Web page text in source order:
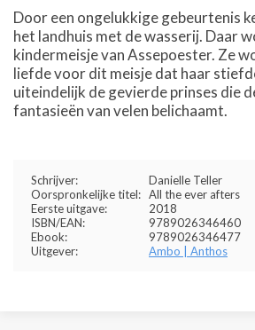
Door een ongelukkige gebeurtenis
het landhuis met de wasserij. Daar
kindermeisje van Assepoester. Ze
liefde voor dit meisje dat haar
uiteindelijk de gevierde prinses die
fantasieën van velen belichaamt.
Schrijver:
Danielle Teller
Oorspronkelijke titel: All the ever afters
Eerste uitgave:
2018
ISBN/EAN:
9789026346460
Ebook:
9789026346477
Uitgever:
Ambo | Anthos